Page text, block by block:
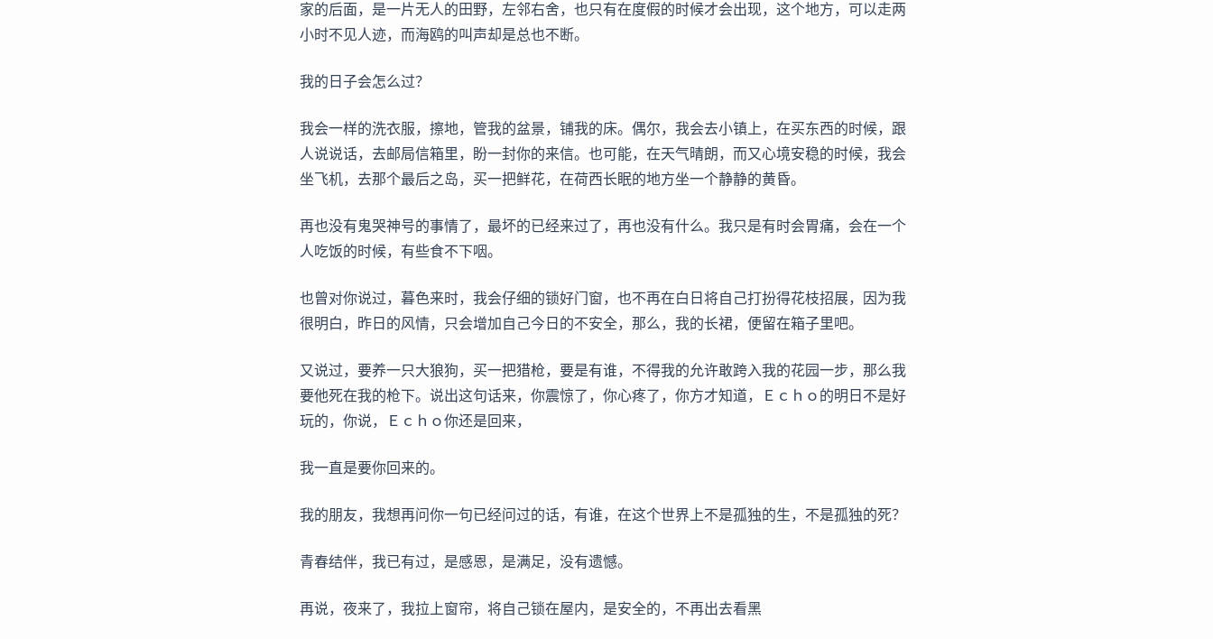
家的后面，是一片无人的田野，左邻右舍，也只有在度假的时候才会出现，这个地方，可以走两
小时不见人迹，而海鸥的叫声却是总也不断。
我的日子会怎么过？
我会一样的洗衣服，擦地，管我的盆景，铺我的床。偶尔，我会去小镇上，在买东西的时候，跟
人说说话，去邮局信箱里，盼一封你的来信。也可能，在天气晴朗，而又心境安稳的时候，我会
坐飞机，去那个最后之岛，买一把鲜花，在荷西长眠的地方坐一个静静的黄昏。
再也没有鬼哭神号的事情了，最坏的已经来过了，再也没有什么。我只是有时会胃痛，会在一个
人吃饭的时候，有些食不下咽。
也曾对你说过，暮色来时，我会仔细的锁好门窗，也不再在白日将自己打扮得花枝招展，因为我
很明白，昨日的风情，只会增加自己今日的不安全，那么，我的长裙，便留在箱子里吧。
又说过，要养一只大狼狗，买一把猎枪，要是有谁，不得我的允许敢跨入我的花园一步，那么我
要他死在我的枪下。说出这句话来，你震惊了，你心疼了，你方才知道，Ｅｃｈｏ的明日不是好
玩的，你说，Ｅｃｈｏ你还是回来，
我一直是要你回来的。
我的朋友，我想再问你一句已经问过的话，有谁，在这个世界上不是孤独的生，不是孤独的死？
青春结伴，我已有过，是感恩，是满足，没有遗憾。
再说，夜来了，我拉上窗帘，将自己锁在屋内，是安全的，不再出去看黑